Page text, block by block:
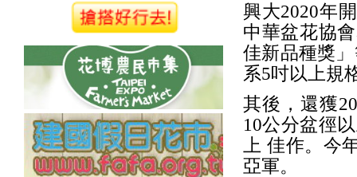
興大2020年
中華盆花協
佳新品種獎
系5吋以上規
其後，還獲
10公分盆徑
上 佳作。今
亞軍。